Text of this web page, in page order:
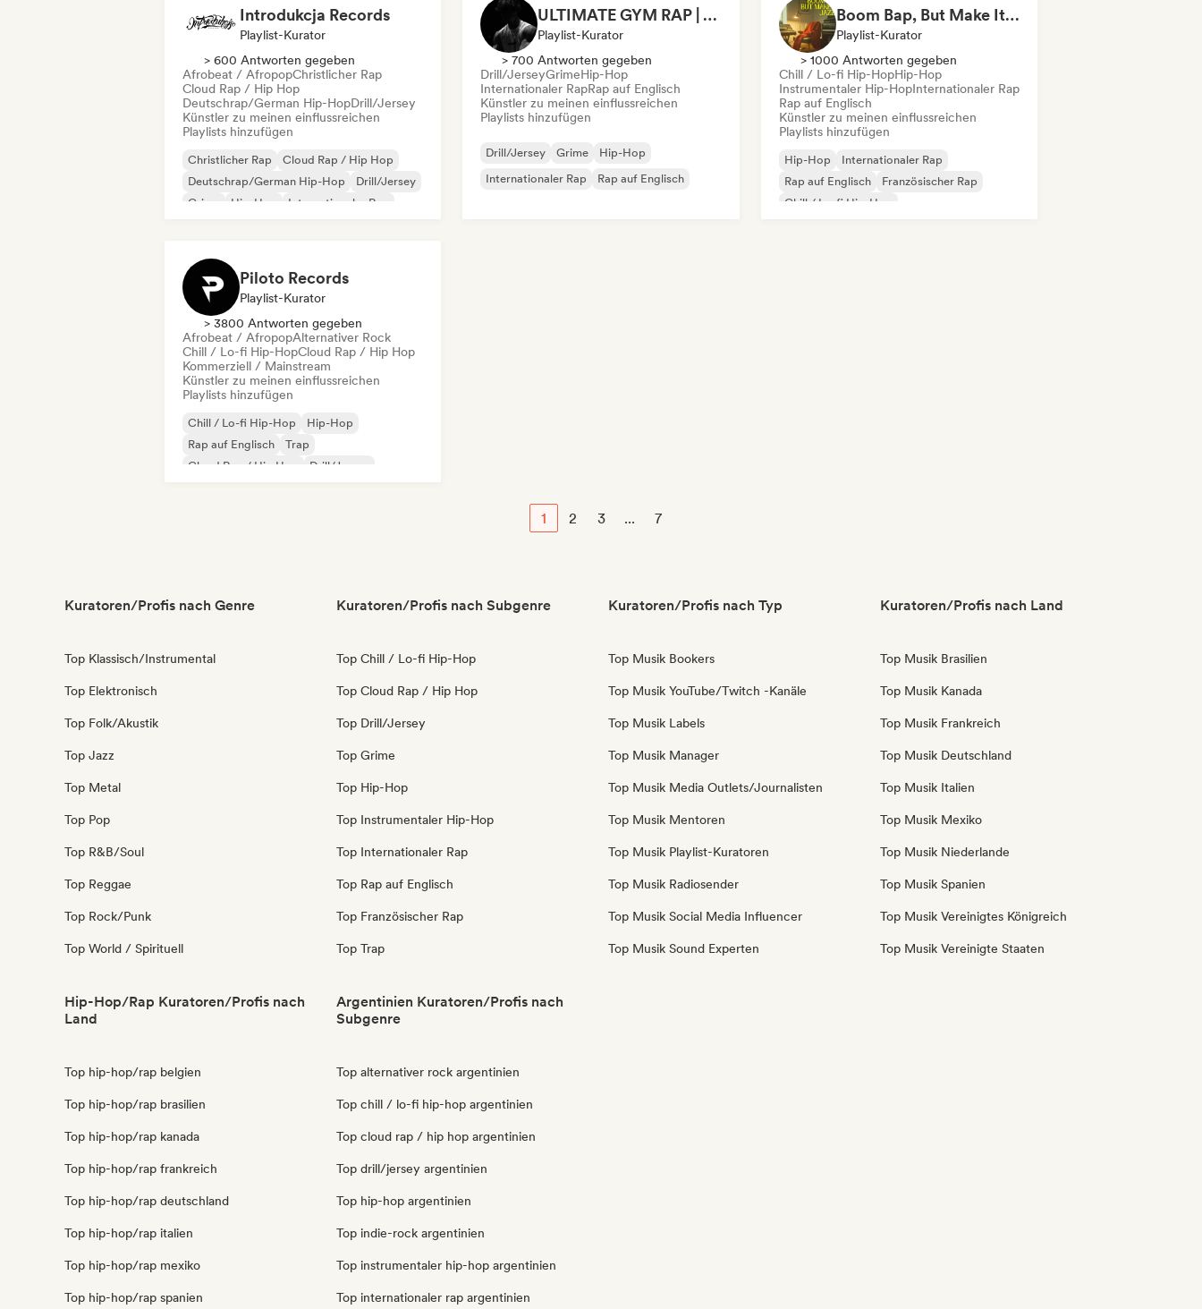
Introdukcja Records
Playlist-Kurator
> 600 Antworten gegeben
Afrobeat / AfropopChristlicher Rap
Cloud Rap / Hip Hop
Deutschrap/German Hip-HopDrill/Jersey
Künstler zu meinen einflussreichen
Playlists hinzufügen
Christlicher Rap
Cloud Rap / Hip Hop
Deutschrap/German Hip-Hop
Drill/Jersey
Grime
Hip-Hop
Internationaler Rap
ULTIMATE GYM RAP | WORKOUT PLAYLIST 2026 🔥
Playlist-Kurator
> 700 Antworten gegeben
Drill/JerseyGrimeHip-Hop
Internationaler RapRap auf Englisch
Künstler zu meinen einflussreichen
Playlists hinzufügen
Drill/Jersey Grime
Hip-Hop
Internationaler Rap
Rap auf Englisch
Boom Bap, But Make It Jazzy 🎷 Jazz Rap, Underground & Conscious Hip-Hop
Playlist-Kurator
> 1000 Antworten gegeben
Chill / Lo-fi Hip-HopHip-Hop
Instrumentaler Hip-HopInternationaler Rap
Rap auf Englisch
Künstler zu meinen einflussreichen
Playlists hinzufügen
Hip-Hop
Internationaler Rap
Rap auf Englisch
Französischer Rap
Chill / Lo-fi Hip-Hop
Piloto Records
Playlist-Kurator
> 3800 Antworten gegeben
Afrobeat / AfropopAlternativer Rock
Chill / Lo-fi Hip-HopCloud Rap / Hip Hop
Kommerziell / Mainstream
Künstler zu meinen einflussreichen
Playlists hinzufügen
Chill / Lo-fi Hip-Hop
Hip-Hop
Rap auf Englisch
Trap
Cloud Rap / Hip Hop
Drill/Jersey
1 2 3 ... 7
Kuratoren/Profis nach Genre
Top Klassisch/Instrumental
Top Elektronisch
Top Folk/Akustik
Top Jazz
Top Metal
Top Pop
Top R&B/Soul
Top Reggae
Top Rock/Punk
Top World / Spirituell
Kuratoren/Profis nach Subgenre
Top Chill / Lo-fi Hip-Hop
Top Cloud Rap / Hip Hop
Top Drill/Jersey
Top Grime
Top Hip-Hop
Top Instrumentaler Hip-Hop
Top Internationaler Rap
Top Rap auf Englisch
Top Französischer Rap
Top Trap
Kuratoren/Profis nach Typ
Top Musik Bookers
Top Musik YouTube/Twitch -Kanäle
Top Musik Labels
Top Musik Manager
Top Musik Media Outlets/Journalisten
Top Musik Mentoren
Top Musik Playlist-Kuratoren
Top Musik Radiosender
Top Musik Social Media Influencer
Top Musik Sound Experten
Kuratoren/Profis nach Land
Top Musik Brasilien
Top Musik Kanada
Top Musik Frankreich
Top Musik Deutschland
Top Musik Italien
Top Musik Mexiko
Top Musik Niederlande
Top Musik Spanien
Top Musik Vereinigtes Königreich
Top Musik Vereinigte Staaten
Hip-Hop/Rap Kuratoren/Profis nach
Land
Top hip-hop/rap belgien
Top hip-hop/rap brasilien
Top hip-hop/rap kanada
Top hip-hop/rap frankreich
Top hip-hop/rap deutschland
Top hip-hop/rap italien
Top hip-hop/rap mexiko
Top hip-hop/rap spanien
Argentinien Kuratoren/Profis nach
Subgenre
Top alternativer rock argentinien
Top chill / lo-fi hip-hop argentinien
Top cloud rap / hip hop argentinien
Top drill/jersey argentinien
Top hip-hop argentinien
Top indie-rock argentinien
Top instrumentaler hip-hop argentinien
Top internationaler rap argentinien